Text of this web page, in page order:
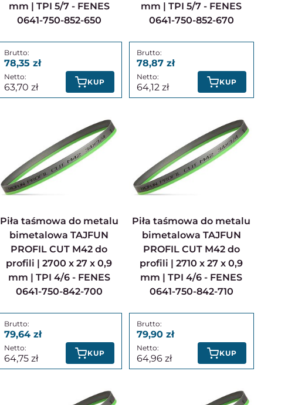
mm | TPI 5/7 - FENES
0641-750-852-650
78,35
63,70 KUP
mm | TPI 5/7 - FENES
0641-750-852-670
78,87
64,12 KUP
Piła taśmowa do metalu
bimetalowa TAJFUN
PROFIL CUT M42 do
profili | 2700 x 27 x 0,9
mm | TPI 4/6 - FENES
0641-750-842-700
79,64
64,75 KUP
Piła taśmowa do metalu
bimetalowa TAJFUN
PROFIL CUT M42 do
profili | 2710 x 27 x 0,9
mm | TPI 4/6 - FENES
0641-750-842-710
79,90
64,96 KUP